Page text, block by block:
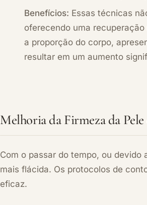
Benefícios: Essas técnicas
oferecendo uma
a proporção do corpo,
resultar em um aumento
Melhoria da Firmeza da
Com o passar do tempo, ou
mais flácida. Os protocolos de
eficaz.